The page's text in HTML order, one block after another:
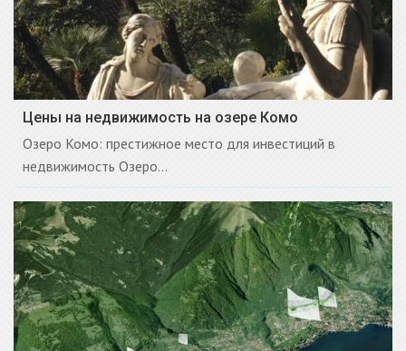
Цены на недвижимость на озере Комо
Озеро Комо: престижное место для инвестиций в
недвижимость Озеро...